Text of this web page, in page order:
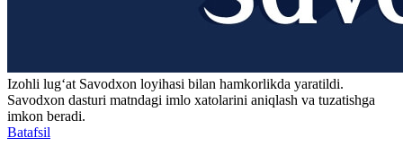
Izohli lugʻat Savodxon loyihasi bilan hamkorlikda yaratildi.
Savodxon dasturi matndagi imlo xatolarini aniqlash va tuzatishga
imkon beradi.
Batafsil